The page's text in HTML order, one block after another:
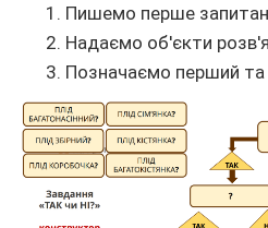
Пишемо перше
Надаємо об'єкти
Позначаємо перший та